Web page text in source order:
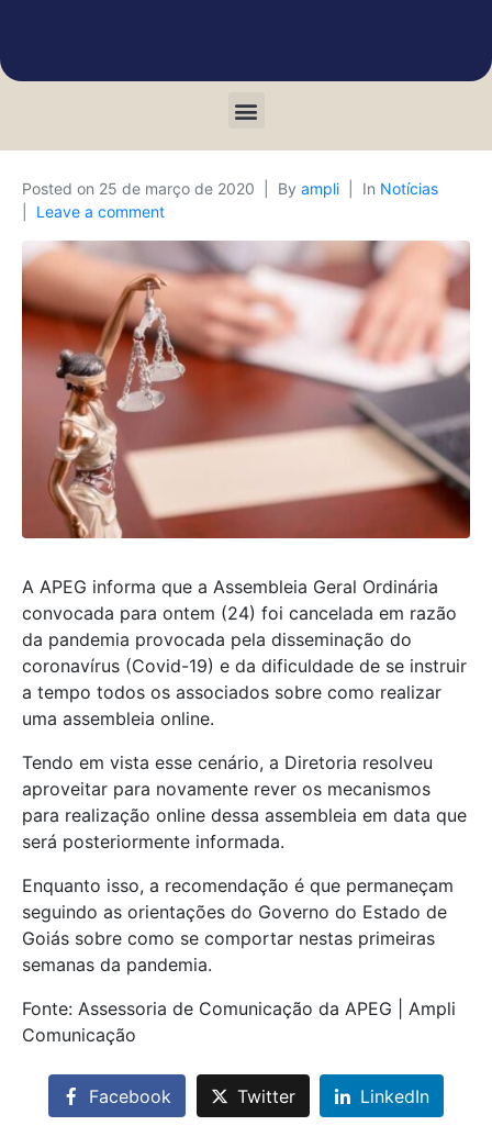
Posted on 25 de março de 2020 By ampli In Notícias
Leave a comment
A APEG informa que a Assembleia Geral Ordinária
convocada para ontem (24) foi cancelada em razão
da pandemia provocada pela disseminação do
coronavírus (Covid-19) e da dificuldade de se instruir
a tempo todos os associados sobre como realizar
uma assembleia online.
Tendo em vista esse cenário, a Diretoria resolveu
aproveitar para novamente rever os mecanismos
para realização online dessa assembleia em data que
será posteriormente informada.
Enquanto isso, a recomendação é que permaneçam
seguindo as orientações do Governo do Estado de
Goiás sobre como se comportar nestas primeiras
semanas da pandemia.
Fonte: Assessoria de Comunicação da APEG | Ampli
Comunicação
Facebook Twitter LinkedIn